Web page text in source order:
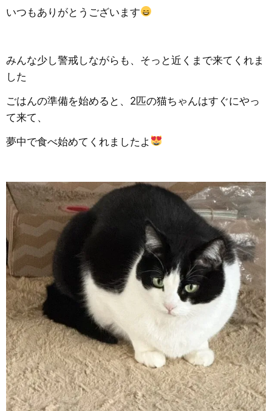
いつもありがとうございます
みんな少し警戒しながらも、そっと近くまで来てくれま
した
ごはんの準備を始めると、2匹の猫ちゃんはすぐにやっ
て来て、
夢中で食べ始めてくれましたよ